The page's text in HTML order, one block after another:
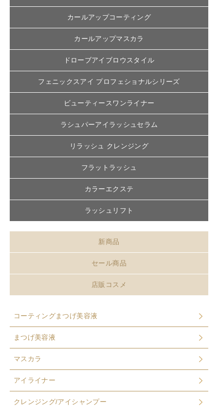
カールアップコーティング
カールアップマスカラ
ドローブアイブロウスタイル
フェニックスアイ プロフェショナルシリーズ
ビューティースワンライナー
ラシュパーアイラッシュセラム
リラッシュ クレンジング
フラットラッシュ
カラーエクステ
ラッシュリフト
新商品
セール商品
店販コスメ
コーティングまつげ美容液
まつげ美容液
マスカラ
アイライナー
クレンジング/アイシャンプー